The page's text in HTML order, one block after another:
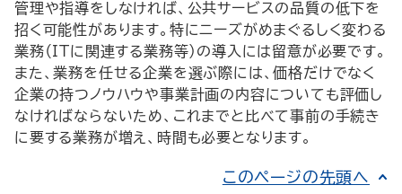
管理や指導をしなければ、公共サービスの品質の低下を
招く可能性があります。特にニーズがめまぐるしく変わる
業務（ITに関連する業務等）の導入には留意が必要です。
また、業務を任せる企業を選ぶ際には、価格だけでなく
企業の持つノウハウや事業計画の内容についても評価し
なければならないため、これまでと比べて事前の手続き
に要する業務が増え、時間も必要となります。
このページの先頭へ